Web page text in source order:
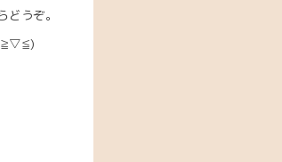
うぞ。
(≧▽≦)